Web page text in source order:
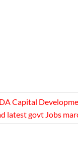
Capital
latest govt Jobs